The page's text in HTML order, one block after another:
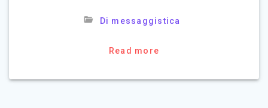
Di messaggistica
Read more